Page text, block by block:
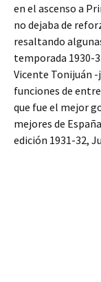
en el ascenso a
no dejaba de
resaltando
temporada 1930-
Vicente Tonijuán
funciones de
que fue el mejor
mejores de
edición 1931-32,